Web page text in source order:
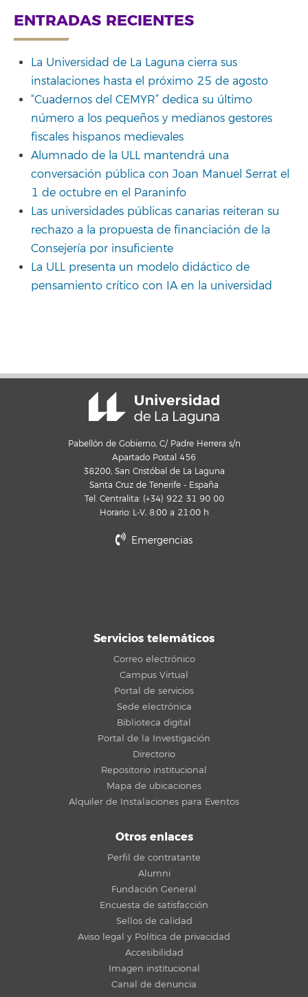
ENTRADAS RECIENTES
La Universidad de La Laguna cierra sus
instalaciones hasta el próximo 25 de agosto
“Cuadernos del CEMYR” dedica su último
número a los pequeños y medianos gestores
fiscales hispanos medievales
Alumnado de la ULL mantendrá una
conversación pública con Joan Manuel Serrat el
1 de octubre en el Paraninfo
Las universidades públicas canarias reiteran su
rechazo a la propuesta de financiación de la
Consejería por insuficiente
La ULL presenta un modelo didáctico de
pensamiento crítico con IA en la universidad
Pabellón de Gobierno, C/ Padre Herrera s/n
Apartado Postal 456
38200, San Cristóbal de La Laguna
Santa Cruz de Tenerife - España
Tel. Centralita: (+34) 922 31 90 00
Horario: L-V, 8:00 a 21:00 h
Emergencias
Servicios telemáticos
Correo electrónico
Campus Virtual
Portal de servicios
Sede electrónica
Biblioteca digital
Portal de la Investigación
Directorio
Repositorio institucional
Mapa de ubicaciones
Alquiler de Instalaciones para Eventos
Otros enlaces
Perfil de contratante
Alumni
Fundación General
Encuesta de satisfacción
Sellos de calidad
Aviso legal y Política de privacidad
Accesibilidad
Imagen institucional
Canal de denuncia